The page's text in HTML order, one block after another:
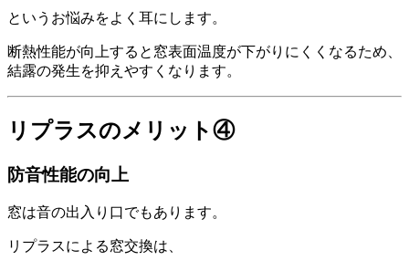
というお悩みをよく耳にします。
断熱性能が向上すると窓表面温度が下がりにくくなるため、
結露の発生を抑えやすくなります。
リプラスのメリット④
防音性能の向上
窓は音の出入り口でもあります。
リプラスによる窓交換は、